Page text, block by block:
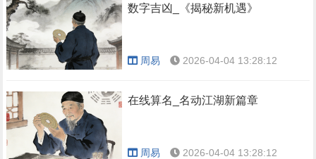
数字吉凶_《揭秘新机遇》
周易 2026-04-04 13:28:12
在线算名_名动江湖新篇章
周易 2026-04-04 13:28:12